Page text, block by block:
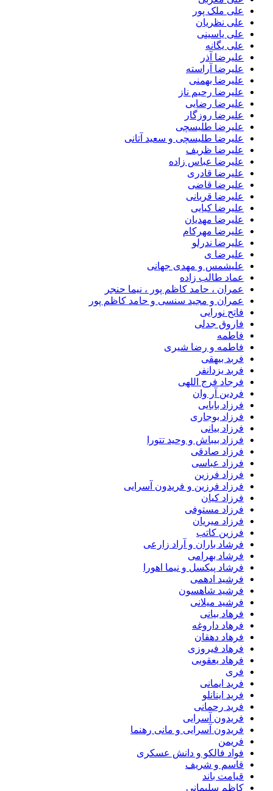
علی ملک پور
علی نظریان
علی یاسینی
علی یگانه
علیرضا آذر
علیرضا آراسته
علیرضا بهمنی
علیرضا رحیم ناز
علیرضا رضایی
علیرضا روزگار
علیرضا طلیسچی
علیرضا طلیسچی و سعید آتانی
علیرضا ظریف
علیرضا عباس زاده
علیرضا قادری
علیرضا قاضی
علیرضا قربانی
علیرضا کیایی
علیرضا مهدیان
علیرضا مهرکام
علیرضا ندرلو
علیرضا ی
علیشمس و مهدی جهانی
عماد طالب زاده
عمران ، حامد کاظم پور ، نیما حنجر
عمران و مجید سنسی و حامد کاظم پور
فاتح نورایی
فاروق جدلی
فاطمه
فاطمه و رضا شیری
فربد بیهقی
فربد یزدانفر
فرجاد فرج اللهی
فردین آر وان
فرزاد بابایی
فرزاد بوجاری
فرزاد بیانی
فرزاد بیباش و وحید تتورا
فرزاد صادقی
فرزاد عباسی
فرزاد فرزین
فرزاد فرزین و فریدون آسرایی
فرزاد کیان
فرزاد مستوفی
فرزاد میریان
فرزین کاتب
فرشاد باران و آراد زارعی
فرشاد بهرامی
فرشاد پیکسل و نیما اهورا
فرشید ادهمی
فرشید شاهسون
فرشید میلانی
فرهاد بیانی
فرهاد داروغه
فرهاد دهقان
فرهاد فیروزی
فرهاد یعقوبی
فری
فرید ایمانی
فرید اینانلو
فرید رحمانی
فریدون آسرایی
فریدون آسرایی و مانی رهنما
فریمن
فواد فالکو و دانش عسکری
قاسم و شریف
قیامت باند
کاظم سلیمانی